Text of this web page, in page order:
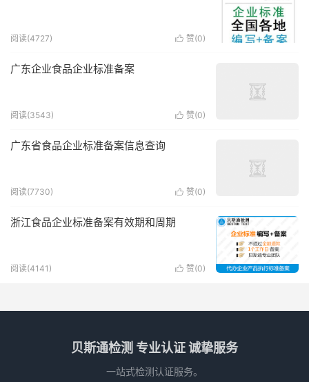
 赞(0)
阅读(4727)
广东企业食品企业标准备案
 赞(0)
阅读(3543)
广东省食品企业标准备案信息查询
 赞(0)
阅读(7730)
浙江食品企业标准备案有效期和周期
 赞(0)
阅读(4141)
贝斯通检测 专业认证 诚挚服务
一站式检测认证服务。